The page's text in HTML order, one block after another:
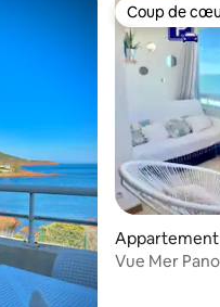
Coup de
Coup de
Appartement
Vue Mer